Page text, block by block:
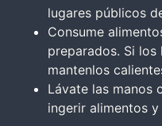
lugares públicos
Consume
preparados. Si los
mantenlos
Lávate las manos
ingerir alimentos